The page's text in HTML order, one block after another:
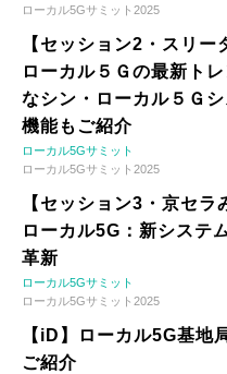
ローカル5Gサミット2025
【セッション2・スリー
ローカル５Ｇの最新ト
なシン・ローカル５Ｇ
機能もご紹介
ローカル5Gサミット
ローカル5Gサミット2025
【セッション3・京セ
ローカル5G：新システ
革新
ローカル5Gサミット
ローカル5Gサミット2025
【iD】ローカル5G基
ご紹介